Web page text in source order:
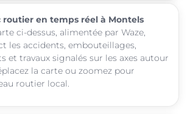
routier en temps réel à Montels
ci-dessus, alimentée par Waze,
les accidents, embouteillages,
et travaux signalés sur les axes autour
la carte ou zoomez pour
routier local.